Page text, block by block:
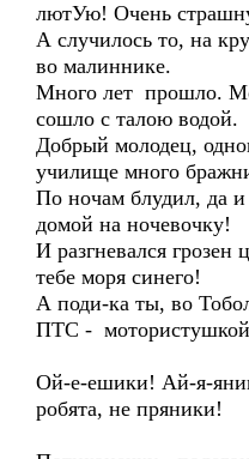
лютУю! Очень
А случилось то, на
во малиннике.
Много лет прошло.
сошло с талою водой.
Добрый молодец,
училище много
По ночам блудил, да и
домой на ночевочку!
И разгневался грозен
тебе моря синего!
А поди-ка ты, во
ПТС -
Ой-е-ешики! Ай-я-
робята, не пряники!